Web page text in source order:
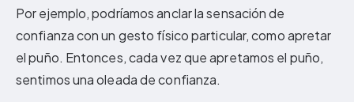
Por ejemplo, podríamos anclar la sensación de
confianza con un gesto físico particular, como apretar
el puño. Entonces, cada vez que apretamos el puño,
sentimos una oleada de confianza.